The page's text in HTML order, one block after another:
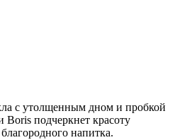
с утолщенным дном и пробкой
Boris подчеркнет красоту
напитка.